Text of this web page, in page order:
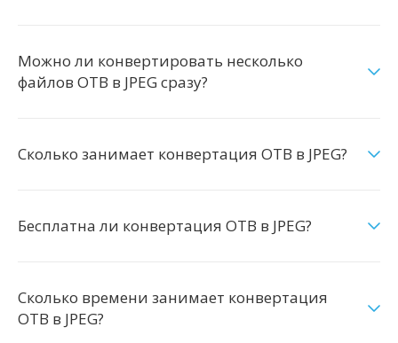
Можно ли конвертировать несколько
файлов OTB в JPEG сразу?
Сколько занимает конвертация OTB в JPEG?
Бесплатна ли конвертация OTB в JPEG?
Сколько времени занимает конвертация
OTB в JPEG?